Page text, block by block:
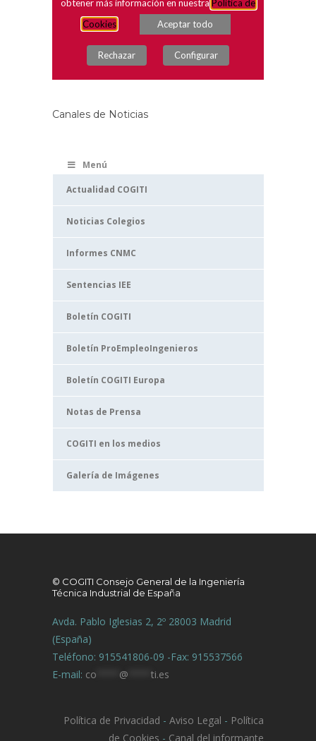
Canales de Noticias
Menú
Actualidad COGITI
Noticias Colegios
Informes CNMC
Sentencias IEE
Boletín COGITI
Boletín ProEmpleoIngenieros
Boletín COGITI Europa
Notas de Prensa
COGITI en los medios
Galería de Imágenes
© COGITI Consejo General de la Ingeniería
Técnica Industrial de España
Avda. Pablo Iglesias 2, 2º 28003 Madrid
(España)
Teléfono: 915541806-09 -Fax: 915537566
E-mail: co @ ti.es
Política de Privacidad - Aviso Legal - Política
de Cookies - Canal del informante